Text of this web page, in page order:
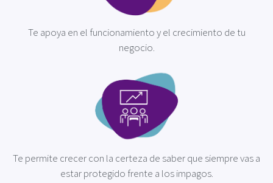
Te apoya en el funcionamiento y el crecimiento de tu
negocio.
Te permite crecer con la certeza de saber que siempre vas a
estar protegido frente a los impagos.